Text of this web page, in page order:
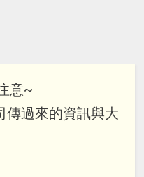
意~
傳過來的資訊與大